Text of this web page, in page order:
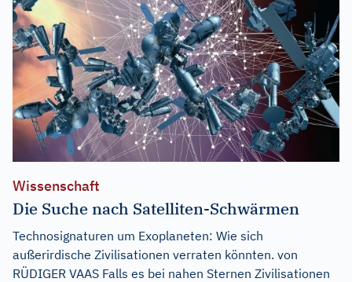
Wissenschaft
Die Suche nach Satelliten-Schwärmen
Technosignaturen um Exoplaneten: Wie sich
außerirdische Zivilisationen verraten könnten. von
RÜDIGER VAAS Falls es bei nahen Sternen Zivilisationen